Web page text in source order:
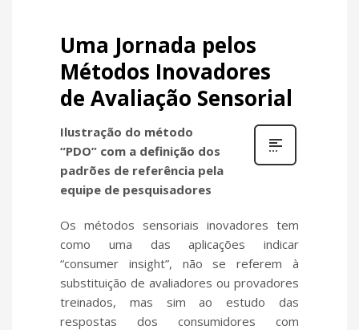
Uma Jornada pelos
Métodos Inovadores
de Avaliação Sensorial
Ilustração do método
“PDO” com a definição dos
padrões de referência pela
equipe de pesquisadores
Os métodos sensoriais inovadores tem
como uma das aplicações indicar
“consumer insight”, não se referem à
substituição de avaliadores ou provadores
treinados, mas sim ao estudo das
respostas dos consumidores com